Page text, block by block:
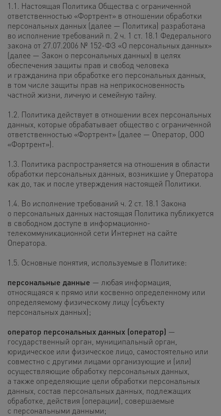
1.1. Настоящая Политика Общества с ограниченной
ответственностью «Фортрент» в отношении обработки
персональных данных (далее — Политика) разработана
во исполнение требований п. 2 ч. 1 ст. 18.1 Федерального
закона от 27.07.2006 № 152-ФЗ «О персональных данных»
(далее — Закон о персональных данных) в целях
обеспечения защиты прав и свобод человека
и гражданина при обработке его персональных данных,
в том числе защиты прав на неприкосновенность
частной жизни, личную и семейную тайну.
1.2. Политика действует в отношении всех персональных
данных, которые обрабатывает общество с ограниченной
ответственностью «Фортрент» (далее — Оператор, ООО
«Фортрент»).
1.3. Политика распространяется на отношения в области
обработки персональных данных, возникшие у Оператора
как до, так и после утверждения настоящей Политики.
1.4. Во исполнение требований ч. 2 ст. 18.1 Закона
о персональных данных настоящая Политика публикуется
в свободном доступе в информационно-
телекоммуникационной сети Интернет на сайте
Оператора.
1.5. Основные понятия, используемые в Политике:
персональные данные — любая информация,
относящаяся к прямо или косвенно определенному или
определяемому физическому лицу (субъекту
персональных данных);
оператор персональных данных (оператор) —
государственный орган, муниципальный орган,
юридическое или физическое лицо, самостоятельно или
совместно с другими лицами организующие и (или)
осуществляющие обработку персональных данных,
а также определяющие цели обработки персональных
данных, состав персональных данных, подлежащих
обработке, действия (операции), совершаемые
с персональными данными;